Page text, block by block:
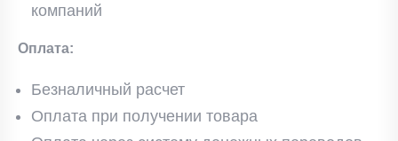
компаний
Оплата:
Безналичный расчет
Оплата при получении товара